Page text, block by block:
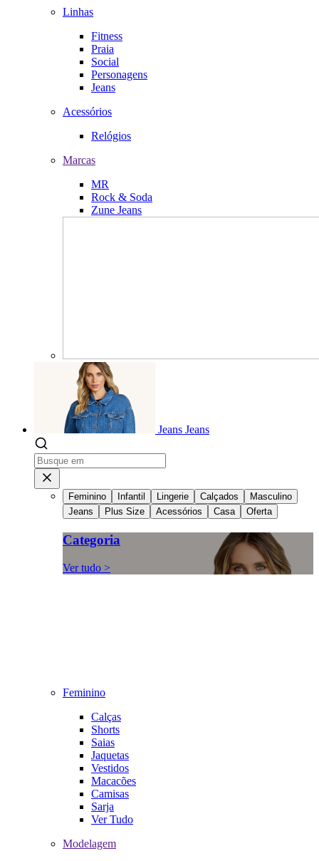
Linhas
Fitness
Praia
Social
Personagens
Jeans
Acessórios
Relógios
Marcas
MR
Rock & Soda
Zune Jeans
Jeans Jeans
Feminino Infantil Lingerie Calçados
Masculino
Jeans
Plus Size Acessórios Casa Oferta
Categoria
Ver tudo >
Feminino
Calças
Shorts
Saias
Jaquetas
Vestidos
Macacões
Camisas
Sarja
Ver Tudo
Modelagem